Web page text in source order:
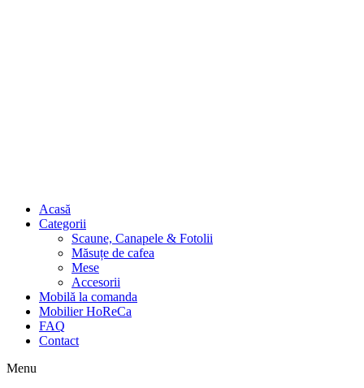
Acasă
Categorii
Scaune, Canapele & Fotolii
Măsuțe de cafea
Mese
Accesorii
Mobilă la comanda
Mobilier HoReCa
FAQ
Contact
Menu